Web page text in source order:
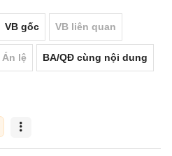
VB gốc VB liên quan
Án lệ BA/QĐ cùng nội dung